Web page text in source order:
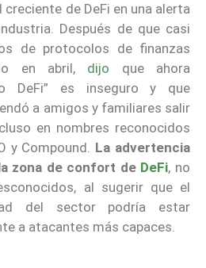
de DeFi en una alerta
Después de que casi
de protocolos de finanzas
en abril, dijo que ahora
DeFi” es inseguro y que
a amigos y familiares salir
en nombres reconocidos
y Compound. La advertencia
zona de confort de DeFi, no
al sugerir que el
del sector podría estar
a atacantes más capaces.